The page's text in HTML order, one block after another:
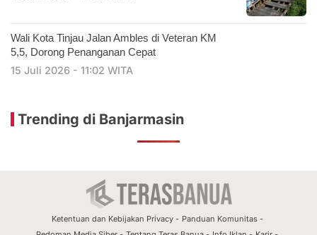
​Wali Kota Tinjau Jalan Ambles di Veteran KM
5,5, Dorong Penanganan Cepat
15 Juli 2026 - 11:02 WITA
Trending di Banjarmasin
Ketentuan dan Kebijakan Privacy
Panduan Komunitas